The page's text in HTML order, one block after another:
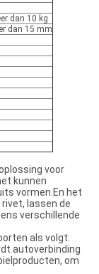
dan 10 kg
dan 15 mm
voor
kunnen
vormen.En het
lassen de
verschillende
als volgt:
autoverbinding
om